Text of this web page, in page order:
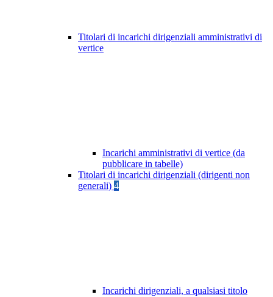
Titolari di incarichi dirigenziali amministrativi di
vertice
Incarichi amministrativi di vertice (da
pubblicare in tabelle)
Titolari di incarichi dirigenziali (dirigenti non
generali) 4
Incarichi dirigenziali, a qualsiasi titolo